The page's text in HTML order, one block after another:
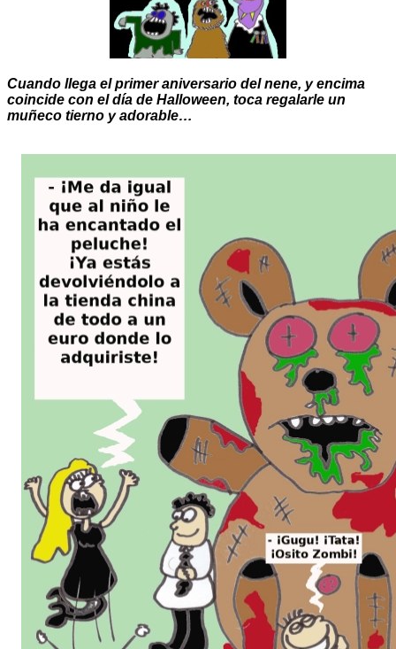
Cuando llega el primer aniversario del nene, y encima
coincide con el día de Halloween, toca regalarle un
muñeco tierno y adorable…